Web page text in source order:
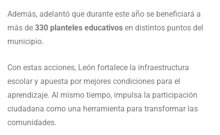
Además, adelantó que durante este año se beneficiará a
más de 330 planteles educativos en distintos puntos del
municipio.
Con estas acciones, León fortalece la infraestructura
escolar y apuesta por mejores condiciones para el
aprendizaje. Al mismo tiempo, impulsa la participación
ciudadana como una herramienta para transformar las
comunidades.